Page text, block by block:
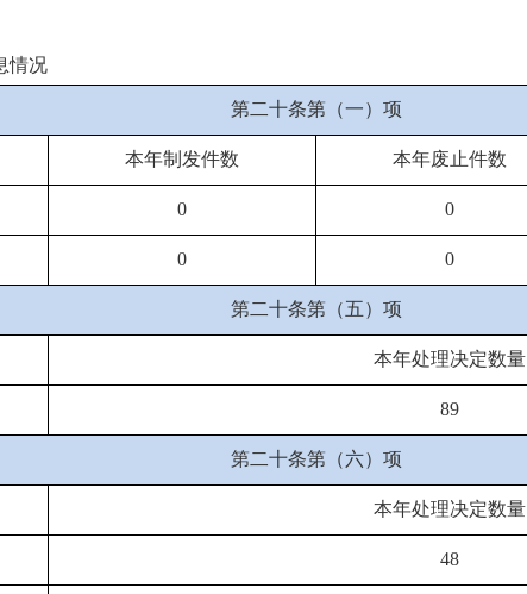
情况
第二十条第（一）项
本年制发件数 本年废止件数
0 0
0 0
第二十条第（五）项
本年处理决定数量
89
第二十条第（六）项
本年处理决定数量
48